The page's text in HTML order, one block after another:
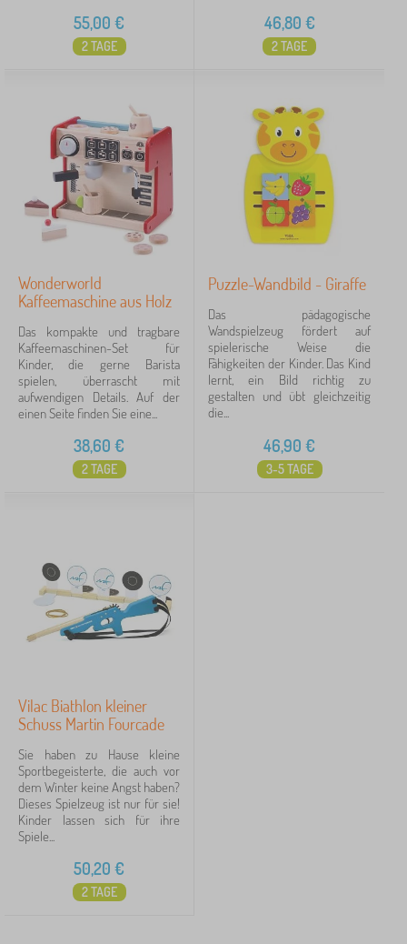
55,00 €
2 TAGE
46,80 €
2 TAGE
Wonderworld
Kaffeemaschine aus Holz
Das kompakte und tragbare
Kaffeemaschinen-Set für
Kinder, die gerne Barista
spielen, überrascht mit
aufwendigen Details. Auf der
einen Seite finden Sie eine...
38,60 €
2 TAGE
Puzzle-Wandbild - Giraffe
Das pädagogische
Wandspielzeug fördert auf
spielerische Weise die
Fähigkeiten der Kinder. Das Kind
lernt, ein Bild richtig zu
gestalten und übt gleichzeitig
die...
46,90 €
3-5 TAGE
Vilac Biathlon kleiner
Schuss Martin Fourcade
Sie haben zu Hause kleine
Sportbegeisterte, die auch vor
dem Winter keine Angst haben?
Dieses Spielzeug ist nur für sie!
Kinder lassen sich für ihre
Spiele...
50,20 €
2 TAGE